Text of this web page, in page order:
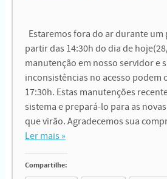
Estaremos fora do ar durante um
partir das 14:30h do dia de
manutenção em nosso servidor e
inconsistências no acesso podem
17:30h. Estas manutenções
sistema e prepará-lo para as
que virão. Agradecemos sua
Ler mais »
Compartilhe: